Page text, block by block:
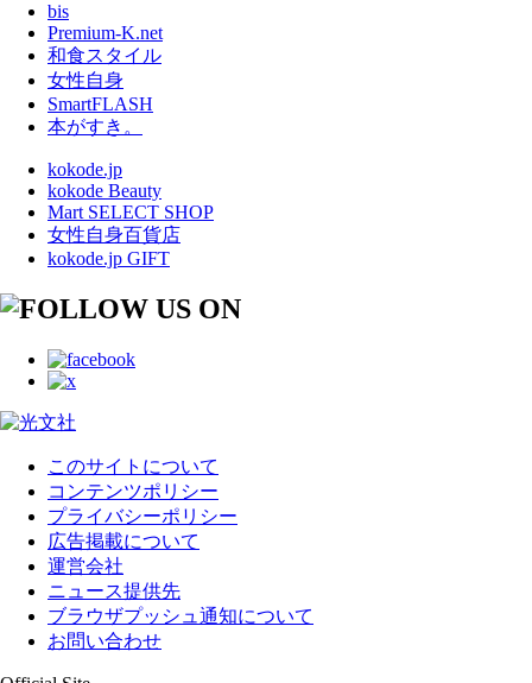
bis
Premium-K.net
和食スタイル
女性自身
SmartFLASH
本がすき。
kokode.jp
kokode Beauty
Mart SELECT SHOP
女性自身百貨店
kokode.jp GIFT
このサイトについて
コンテンツポリシー
プライバシーポリシー
広告掲載について
運営会社
ニュース提供先
ブラウザプッシュ通知について
お問い合わせ